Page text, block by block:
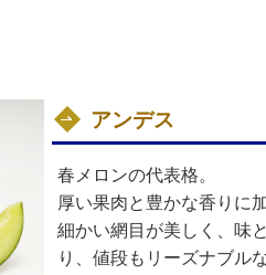
アンデス
春メロンの代表格。
厚い果肉と豊かな香りに
細かい網目が美しく、味
り、値段もリーズナブル